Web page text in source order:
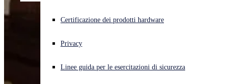
Cyberattacco in corso? Ottieni assistenza immediata
Open language switcher
Certificazione dei prodotti hardware
Privacy
Linee guida per le esercitazioni di sicurezza